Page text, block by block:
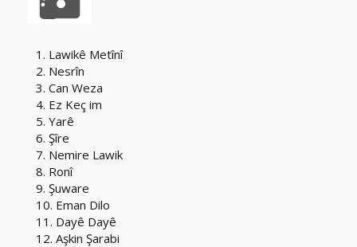
1. Lawikê Metînî
2. Nesrîn
3. Can Weza
4. Ez Keç im
5. Yarê
6. Şîre
7. Nemire Lawik
8. Ronî
9. Şuware
10. Eman Dilo
11. Dayê Dayê
12. Aşkin Şarabi